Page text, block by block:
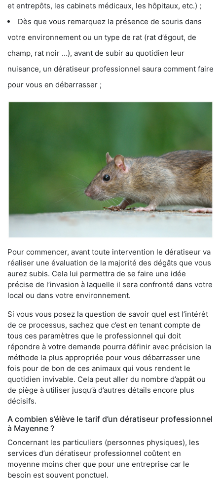
et entrepôts, les cabinets médicaux, les hôpitaux, etc.) ;
Dès que vous remarquez la présence de souris dans
votre environnement ou un type de rat (rat d’égout, de
champ, rat noir …), avant de subir au quotidien leur
nuisance, un dératiseur professionnel saura comment faire
pour vous en débarrasser ;
Pour commencer, avant toute intervention le dératiseur va
réaliser une évaluation de la majorité des dégâts que vous
aurez subis. Cela lui permettra de se faire une idée
précise de l’invasion à laquelle il sera confronté dans votre
local ou dans votre environnement.
Si vous vous posez la question de savoir quel est l’intérêt
de ce processus, sachez que c’est en tenant compte de
tous ces paramètres que le professionnel qui doit
répondre à votre demande pourra définir avec précision la
méthode la plus appropriée pour vous débarrasser une
fois pour de bon de ces animaux qui vous rendent le
quotidien invivable. Cela peut aller du nombre d’appât ou
de piège à utiliser jusqu’à d’autres détails encore plus
décisifs.
A combien s’élève le tarif d’un dératiseur professionnel
à Mayenne ?
Concernant les particuliers (personnes physiques), les
services d’un dératiseur professionnel coûtent en
moyenne moins cher que pour une entreprise car le
besoin est souvent ponctuel.